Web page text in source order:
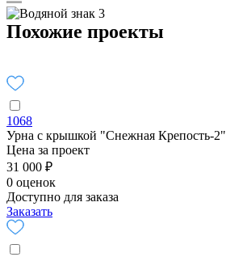
Похожие проекты
1068
Урна с крышкой "Снежная Крепость-2"
Цена за проект
31 000 ₽
0 оценок
Доступно для заказа
Заказать